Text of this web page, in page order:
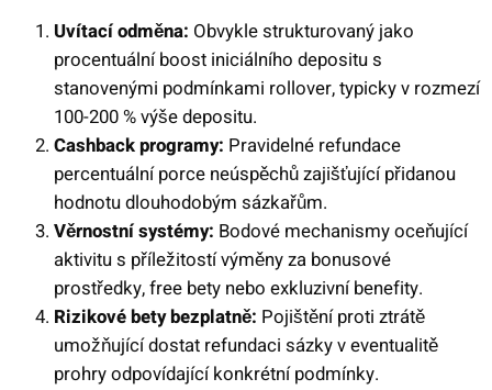
Uvítací odměna: Obvykle strukturovaný jako
procentuální boost iniciálního depositu s
stanovenými podmínkami rollover, typicky v rozmezí
100-200 % výše depositu.
Cashback programy: Pravidelné refundace
percentuální porce neúspěchů zajišťující přidanou
hodnotu dlouhodobým sázkařům.
Věrnostní systémy: Bodové mechanismy oceňující
aktivitu s příležitostí výměny za bonusové
prostředky, free bety nebo exkluzivní benefity.
Rizikové bety bezplatně: Pojištění proti ztrátě
umožňující dostat refundaci sázky v eventualitě
prohry odpovídající konkrétní podmínky.